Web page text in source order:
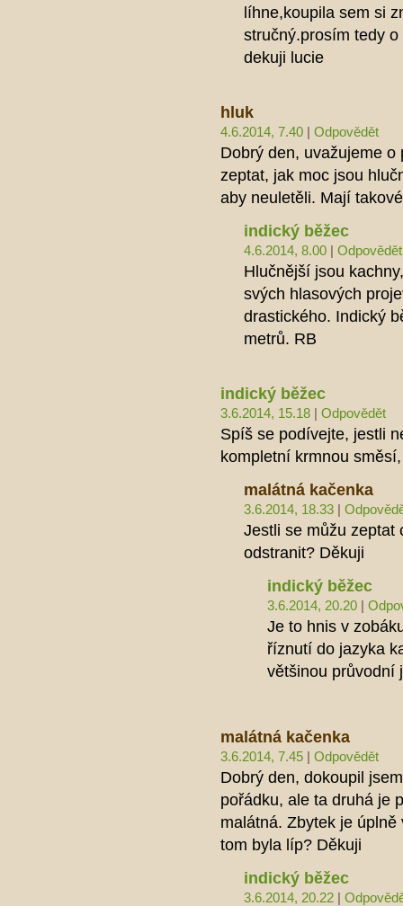
líhne,koupila sem si
stručný.prosím tedy
dekuji lucie
hluk
4.6.2014, 7.40 Odpovědět
Dobrý den, uvažujeme
zeptat, jak moc jsou
aby neuletěli. Mají
indický běžec
4.6.2014, 8.00 Odpovědět
Hlučnější jsou
svých hlasových
drastického. Indický
metrů. RB
indický běžec
3.6.2014, 15.18 Odpovědět
Spíš se podívejte, jestli
kompletní krmnou
malátná kačenka
3.6.2014, 18.33
Jestli se můžu zeptat
odstranit? Děkuji
indický běžec
3.6.2014, 20.20
Je to hnis v
říznutí do jazyka
většinou průvodní
malátná kačenka
3.6.2014, 7.45 Odpovědět
Dobrý den, dokoupil
pořádku, ale ta druhá je
malátná. Zbytek je
tom byla líp? Děkuji
indický běžec
3.6.2014, 20.22